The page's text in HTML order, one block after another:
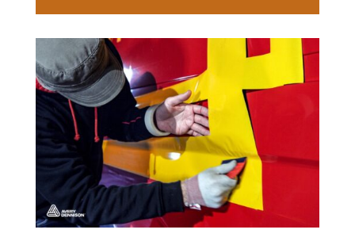
Reflectante con microprismas.
Aplicación rápida y fácil (EA y
TM) +posibilidad de deslizado y
reposicionamiento. Cumple
con la normaECE104.
FICHA TÉCNICA